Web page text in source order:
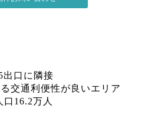
口に隣接
交通利便性が良いエリア
16.2万人